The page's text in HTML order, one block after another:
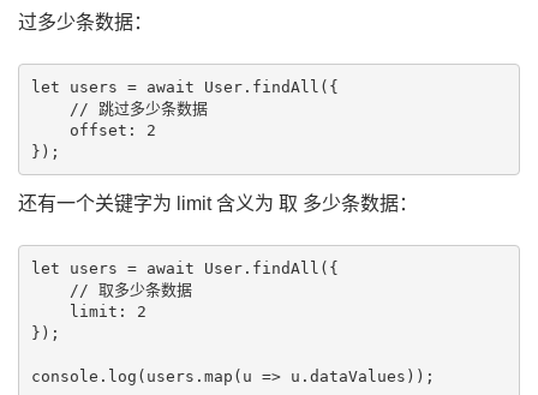
过多少条数据：
let users = await User.findAll({
    // 跳过多少条数据
    offset: 2
还有一个关键字为 limit 含义为 取 多少条数据：
let users = await User.findAll({
    // 取多少条数据
    limit: 2
});